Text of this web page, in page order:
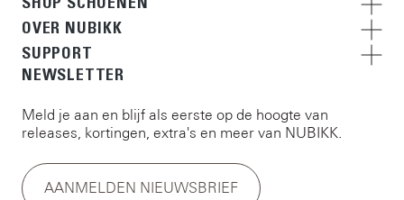
OVER NUBIKK
SUPPORT
NEWSLETTER
Meld je aan en blijf als eerste op de hoogte van
releases, kortingen, extra's en meer van NUBIKK.
AANMELDEN NIEUWSBRIEF